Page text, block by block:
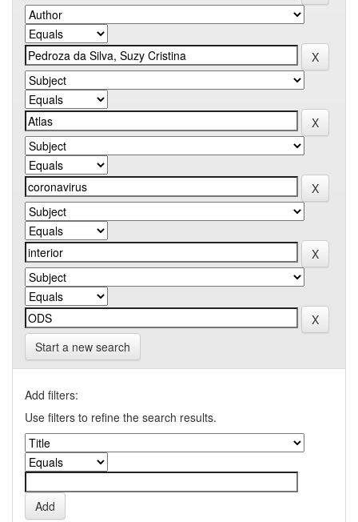
Start a new search
Add filters:
Use filters to refine the search results.